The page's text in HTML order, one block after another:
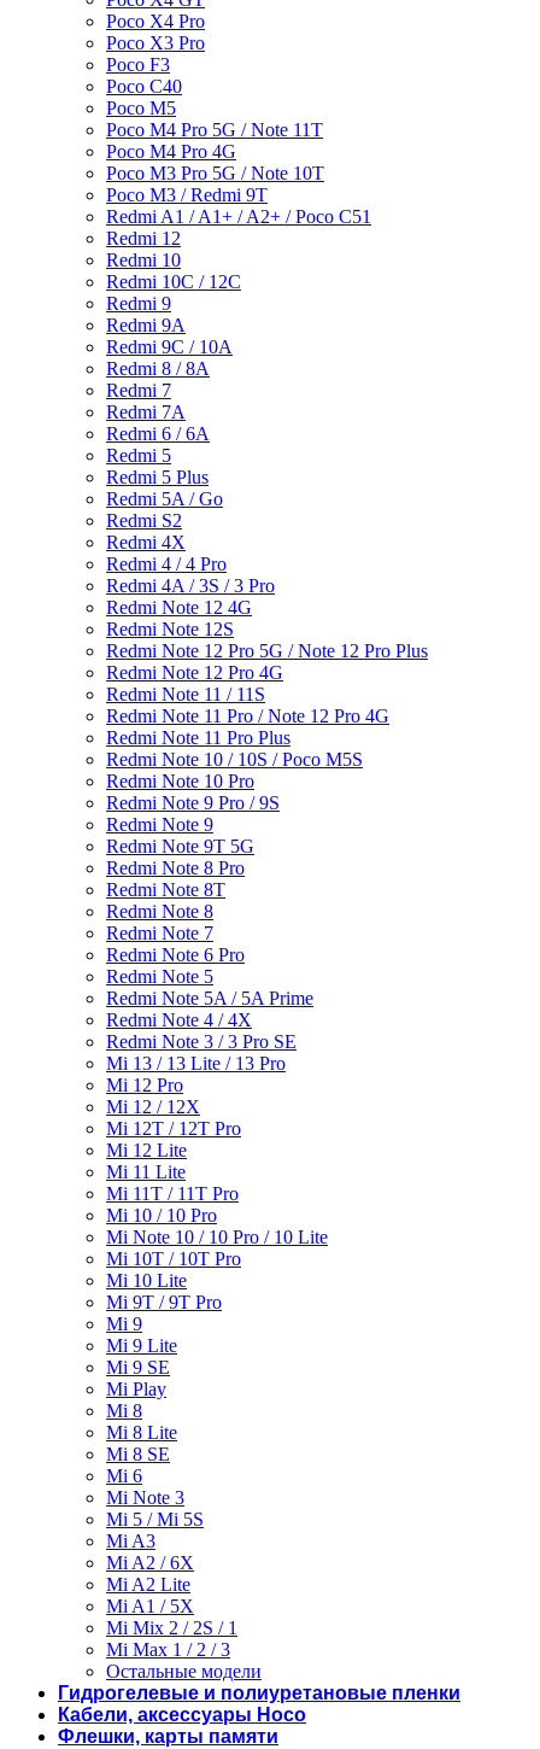
Poco X4 Pro
Poco X3 Pro
Poco F3
Poco C40
Poco M5
Poco M4 Pro 5G / Note 11T
Poco M4 Pro 4G
Poco M3 Pro 5G / Note 10T
Poco M3 / Redmi 9T
Redmi A1 / A1+ / A2+ / Poco C51
Redmi 12
Redmi 10
Redmi 10C / 12C
Redmi 9
Redmi 9A
Redmi 9C / 10A
Redmi 8 / 8A
Redmi 7
Redmi 7A
Redmi 6 / 6A
Redmi 5
Redmi 5 Plus
Redmi 5A / Go
Redmi S2
Redmi 4X
Redmi 4 / 4 Pro
Redmi 4A / 3S / 3 Pro
Redmi Note 12 4G
Redmi Note 12S
Redmi Note 12 Pro 5G / Note 12 Pro Plus
Redmi Note 12 Pro 4G
Redmi Note 11 / 11S
Redmi Note 11 Pro / Note 12 Pro 4G
Redmi Note 11 Pro Plus
Redmi Note 10 / 10S / Poco M5S
Redmi Note 10 Pro
Redmi Note 9 Pro / 9S
Redmi Note 9
Redmi Note 9T 5G
Redmi Note 8 Pro
Redmi Note 8T
Redmi Note 8
Redmi Note 7
Redmi Note 6 Pro
Redmi Note 5
Redmi Note 5A / 5A Prime
Redmi Note 4 / 4X
Redmi Note 3 / 3 Pro SE
Mi 13 / 13 Lite / 13 Pro
Mi 12 Pro
Mi 12 / 12X
Mi 12T / 12T Pro
Mi 12 Lite
Mi 11 Lite
Mi 11T / 11T Pro
Mi 10 / 10 Pro
Mi Note 10 / 10 Pro / 10 Lite
Mi 10T / 10T Pro
Mi 10 Lite
Mi 9T / 9T Pro
Mi 9
Mi 9 Lite
Mi 9 SE
Mi Play
Mi 8
Mi 8 Lite
Mi 8 SE
Mi 6
Mi Note 3
Mi 5 / Mi 5S
Mi A3
Mi A2 / 6X
Mi A2 Lite
Mi A1 / 5X
Mi Mix 2 / 2S / 1
Mi Max 1 / 2 / 3
Остальные модели
Гидрогелевые и полиуретановые пленки
Кабели, аксессуары Hoco
Флешки, карты памяти